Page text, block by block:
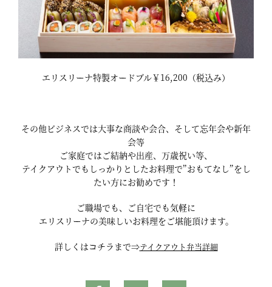
エリスリーナ特製オードブル￥16,200（税込み）
その他ビジネスでは大事な商談や会合、そして忘年会や新年
会等
ご家庭ではご結納や出産、万歳祝い等、
テイクアウトでもしっかりとしたお料理で”おもてなし”をし
たい方にお勧めです！
ご職場でも、ご自宅でも気軽に
エリスリーナの美味しいお料理をご堪能頂けます。
詳しくはコチラまで⇒テイクアウト弁当詳細